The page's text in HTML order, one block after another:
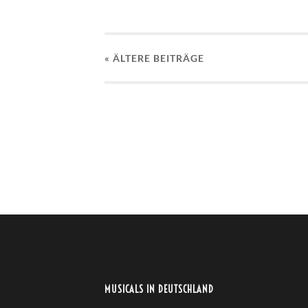
« ÄLTERE BEITRÄGE
MUSICALS IN DEUTSCHLAND